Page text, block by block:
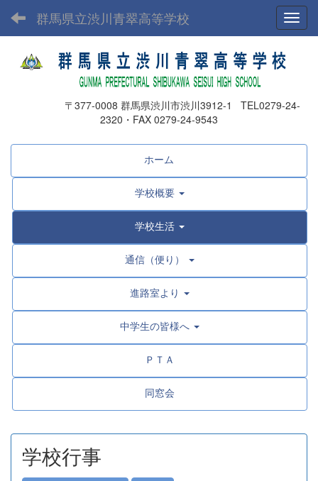
群馬県立渋川青翠高等学校
〒377-0008 群馬県渋川市渋川3912-1 TEL0279-24-
2320・FAX 0279-24-9543
ホーム
学校概要
学校生活
通信（便り）
進路室より
中学生の皆様へ
ＰＴＡ
同窓会
学校行事